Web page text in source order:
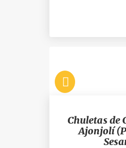
Chuletas de
Ajonjolí